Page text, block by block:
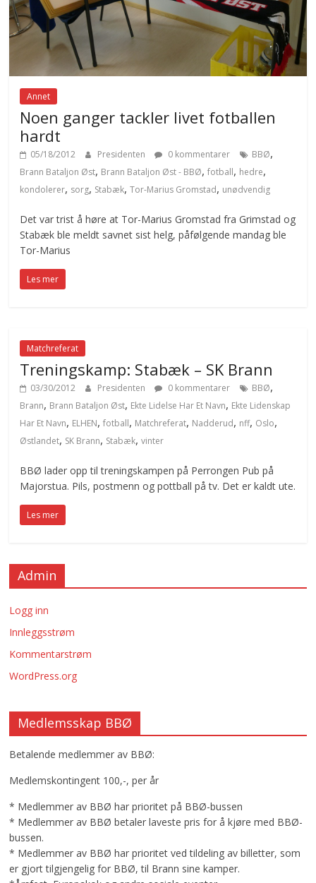
Annet
Noen ganger tackler livet fotballen
hardt
05/18/2012 Presidenten 0 kommentarer BBØ,
Brann Bataljon Øst, Brann Bataljon Øst - BBØ,fotball, hedre,
kondolerer, sorg, Stabæk,Tor-Marius Gromstad, unødvendig
Det var trist å høre at Tor-Marius Gromstad fra Grimstad og
Stabæk ble meldt savnet sist helg, påfølgende mandag ble
Tor-Marius
Les mer
Matchreferat
Treningskamp: Stabæk – SK Brann
03/30/2012 Presidenten 0 kommentarer BBØ,
Brann, Brann Bataljon Øst, Ekte Lidelse Har Et Navn, Ekte Lidenskap
Har Et Navn, ELHEN,fotball, Matchreferat, Nadderud, nff, Oslo,
Østlandet, SK Brann, Stabæk,vinter
BBØ lader opp til treningskampen på Perrongen Pub på
Majorstua. Pils, postmenn og pottball på tv. Det er kaldt ute.
Les mer
Admin
Logg inn
Innleggsstrøm
Kommentarstrøm
WordPress.org
Medlemsskap BBØ
Betalende medlemmer av BBØ:
Medlemskontingent 100,-, per år
* Medlemmer av BBØ har prioritet på BBØ-bussen
* Medlemmer av BBØ betaler laveste pris for å kjøre med BBØ-
bussen.
* Medlemmer av BBØ har prioritet ved tildeling av billetter, som
er gjort tilgjengelig for BBØ, til Brann sine kamper.